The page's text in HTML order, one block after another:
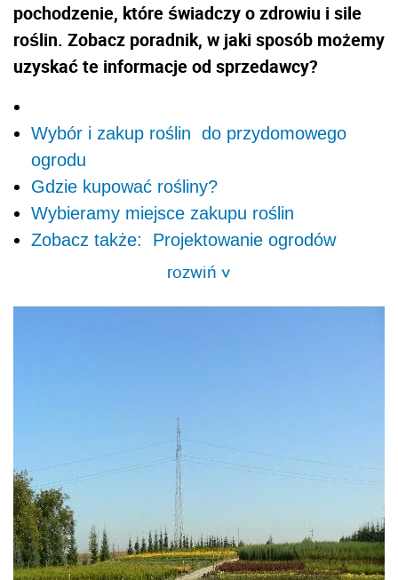
pochodzenie, które świadczy o zdrowiu i sile
roślin. Zobacz poradnik, w jaki sposób możemy
uzyskać te informacje od sprzedawcy?
Wybór i zakup roślin do przydomowego
ogrodu
Gdzie kupować rośliny?
Wybieramy miejsce zakupu roślin
Zobacz także: Projektowanie ogrodów
rozwiń>